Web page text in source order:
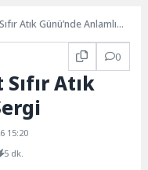
Atık Günü’nde Anlamlı
0
Atık
15:20
5 dk.